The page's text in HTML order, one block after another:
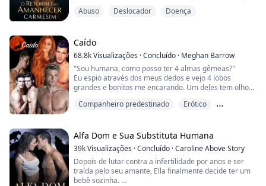
lugar que nunca chamou de lar. Quando sua luta para
lugar que só conhece em seus sonhos. Ele seguirá
seus sonhos ...
Abuso Deslocador Doença
Caído
68.8kVisualizações ·Concluído · Meghan Barrow
"Sou humana, como posso ter 4 almas gêmeas?"
Eu espio através dos meus dedos e vejo 4 lobos
grandes e bonitos me encarando. Um deles tem olhos
outro amarelo, que provavelmente é o Joel, e os outros
Colton se aproxima lentamente de quatro patas, com
as orelhas...
Companheiro predestinado
Erótico
Alfa Dom e Sua Substituta Humana
39kVisualizações ·Concluído ·Caroline Above Story
Depois de lutar contra a infertilidade por anos e ser
traída pelo seu amante, Ella finalmente decide ter um
bebê sozinha.